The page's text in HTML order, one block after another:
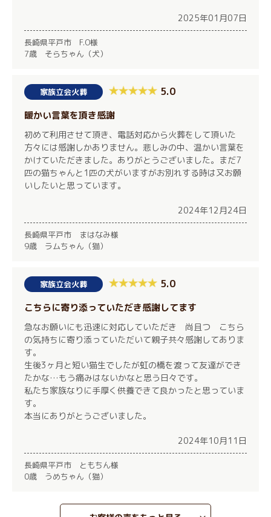
2025年01月07日
長崎県平戸市 F.O様
7歳 そらちゃん（犬）
家族立会火葬 5.0
暖かい言葉を頂き感謝
初めて利用させて頂き、電話対応から火葬をして頂いた
方々には感謝しかありません。悲しみの中、温かい言葉を
かけていただきました。ありがとうございました。まだ7
匹の猫ちゃんと1匹の犬がいますがお別れする時は又お願
いしたいと思っています。
2024年12月24日
長崎県平戸市 まはなみ様
9歳 ラムちゃん（猫）
家族立会火葬 5.0
こちらに寄り添っていただき感謝してます
急なお願いにも迅速に対応していただき 尚且つ こちら
の気持ちに寄り添っていただいて親子共々感謝してありま
す。
生後3ヶ月と短い猫生でしたが虹の橋を渡って友達ができ
たかな…もう痛みはないかなと思う日々です。
私たち家族なりに手厚く供養できて良かったと思っていま
す。
本当にありがとうございました。
2024年10月11日
長崎県平戸市 ともちん様
0歳 うめちゃん（猫）